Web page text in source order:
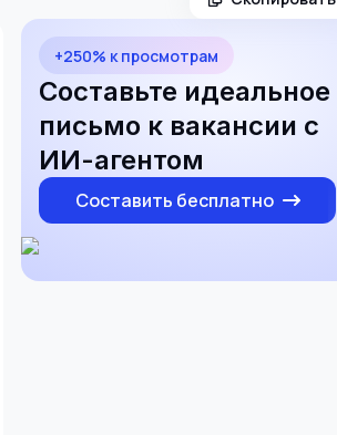
+250% к просмотрам
Составьте идеальное
письмо к вакансии с
ИИ-агентом
Составить бесплатно